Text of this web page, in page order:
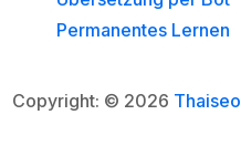
Permanentes Lernen
Copyright: © 2026 Thaiseo